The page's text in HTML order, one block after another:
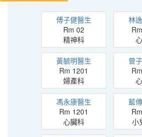
傅子健醫生
Rm 02
精神科
林
黃毓明醫生
Rm 1201
婦產科
曾
馮永康醫生
Rm 1201
心臟科
藍
小